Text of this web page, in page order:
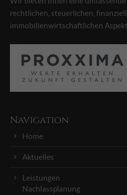
rechtlichen, steuerlichen,
immobilienwirtschaftlichen
Navigation
Home
Aktuelles
Leistungen
Nachlassplanung